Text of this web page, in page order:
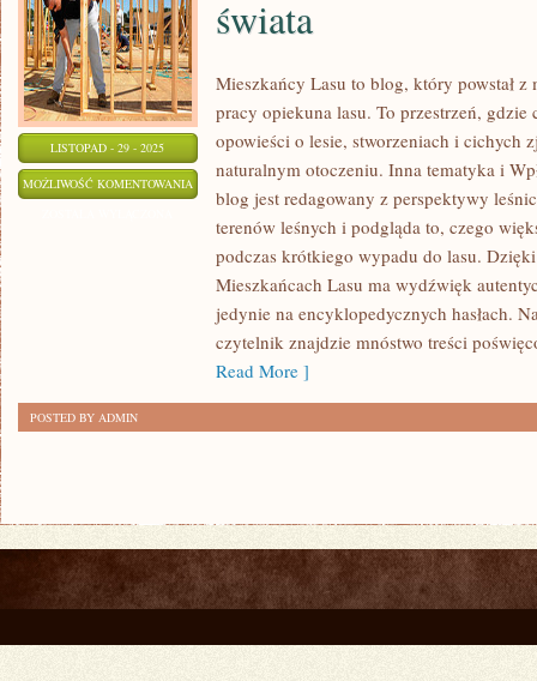
LISTOPAD - 29 - 2025
MOŻLIWOŚĆ KOMENTOWANIA
ŚWIATA
świata
Mieszkańcy Lasu to blog, który powstał
pracy opiekuna lasu. To przestrzeń, gdzie
opowieści o lesie, stworzeniach i cichych
naturalnym otoczeniu. Inna tematyka i
blog jest redagowany z perspektywy
terenów leśnych i podgląda to, czego
podczas krótkiego wypadu do lasu.
Mieszkańcach Lasu ma wydźwięk
jedynie na encyklopedycznych hasłach.
czytelnik znajdzie mnóstwo treści
Read More ]
POSTED BY ADMIN